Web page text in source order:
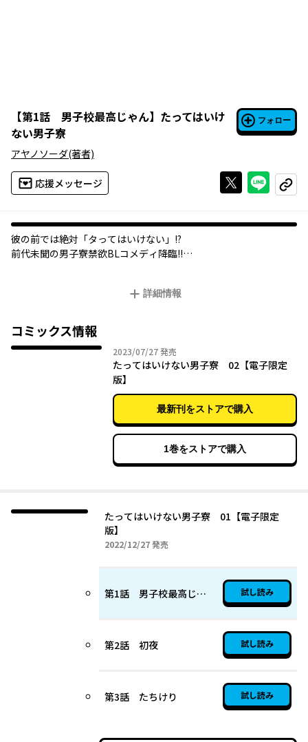
【第1話 男子校最高じゃん】 たってはいけ
ない男子寮
フォロー
アヤノソーダ(著者)
応援メッセージ Xで投稿する
ライン
コピー
彼の前では絶対「タってはいけない」!?
前代未聞の男子寮禁欲BLコメディ降臨――!!
制の男子高へ転校させられてしまう。
子・澄人（すみと）と同室になり、テンションがあがる暁。
そんな中、いきなり澄人から「俺のこと好きにしていいって言っ
たらどうする？」と迫られて…!?
コミックス第１巻大好評発売中!!
詳細情報
コミックス情報
2023/07/272023年07月27日
発売
たってはいけない男子寮 02【電子限定
版】
最新刊をストアで購入
1巻をストアで購入
たってはいけない男子寮 01【電子限定
版】
2022/12/272022年12月27日
発売
第1話 男子校最高じゃん 試し読み
第2話 初夜 試し読み
第3話 たちけり 試し読み